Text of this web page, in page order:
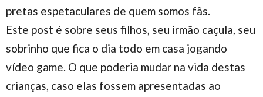
pretas espetaculares de quem somos fãs.
Este post é sobre seus filhos, seu irmão caçula, seu
sobrinho que fica o dia todo em casa jogando
vídeo game. O que poderia mudar na vida destas
crianças, caso elas fossem apresentadas ao